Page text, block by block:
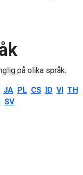
på olika språk:
JA PL CS ID VI TH
SV